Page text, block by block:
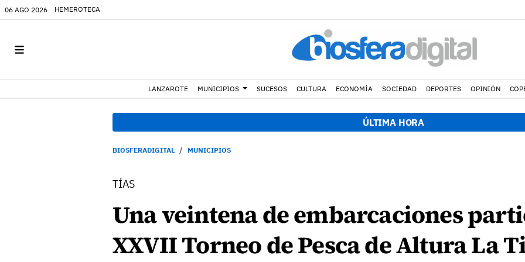
06 AGO 2026 HEMEROTECA
LANZAROTE MUNICIPIOS SUCESOS CULTURA ECONOMÍA SOCIEDAD DEPORTES OPINIÓN
ÚLTIMA HORA
BIOSFERADIGITAL MUNICIPIOS
TÍAS
Una veintena de embarcaciones
XXVII Torneo de Pesca de Altura La